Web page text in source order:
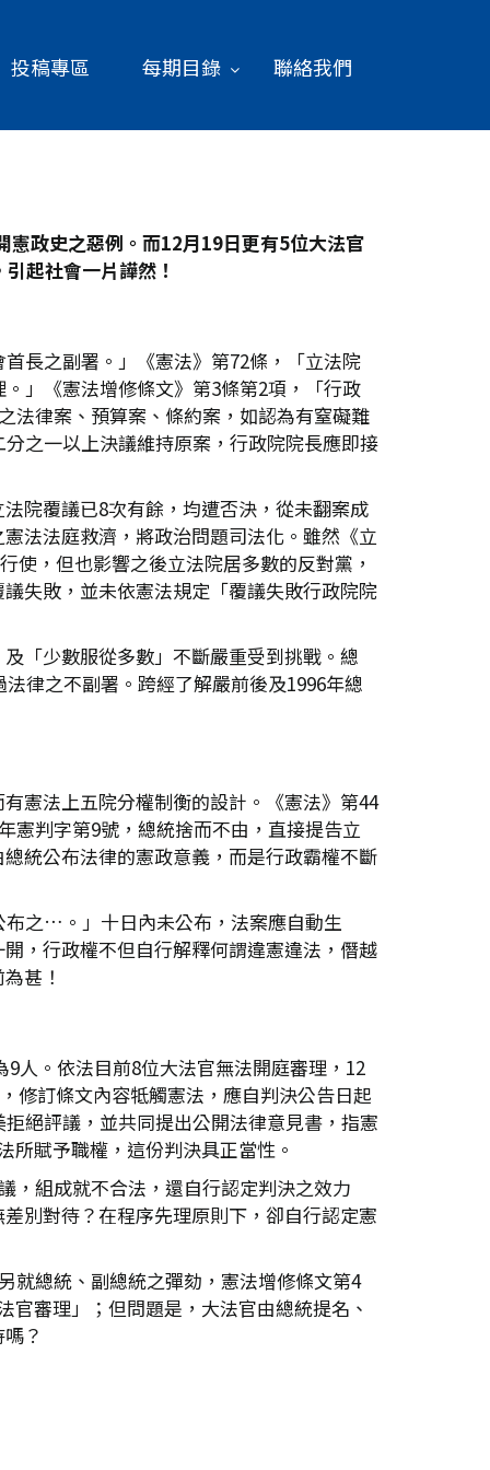
投稿專區 每期目錄 聯絡我們
憲政史之惡例。而12月19日更有5位大法官
起社會一片譁然！
長之副署。」《憲法》第72條，「立法院
」《憲法增修條文》第3條第2項，「行政
法律案、預算案、條約案，如認為有窒礙難
之一以上決議維持原案，行政院院長應即接
院覆議已8次有餘，均遭否決，從未翻案成
法法庭救濟，將政治問題司法化。雖然《立
使，但也影響之後立法院居多數的反對黨，
失敗，並未依憲法規定「覆議失敗行政院院
「少數服從多數」不斷嚴重受到挑戰。總
律之不副署。跨經了解嚴前後及1996年總
憲法上五院分權制衡的設計。《憲法》第44
憲判字第9號，總統捨而不由，直接提告立
統公布法律的憲政意義，而是行政霸權不斷
布之…。」十日內未公布，法案應自動生
，行政權不但自行解釋何謂違憲違法，僭越
甚！
人。依法目前8位大法官無法開庭審理，12
修訂條文內容牴觸憲法，應自判決公告日起
絕評議，並共同提出公開法律意見書，指憲
賦予職權，這份判決具正當性。
，組成就不合法，還自行認定判決之效力
別對待？在程序先理原則下，卻自行認定憲
就總統、副總統之彈劾，憲法增修條文第4
審理」；但問題是，大法官由總統提名、
？